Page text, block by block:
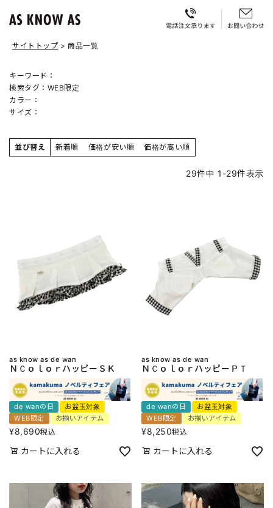
サイトトップ 商品一覧
キーワード：
検索タグ： WEB限定
カラー：
サイズ：
並び替え 新着順 価格が安い順 価格が高い順
29件中 1 -29件表示
as know as de wan
ＮＣｏｌｏｒハッピーＳＫ
de wanの日
お盆玉対象
WEB限定
お揃いアイテム
¥8,690税込
カートに入れる
as know as de wan
ＮＣｏｌｏｒハッピーＰＴ
de wanの日
お盆玉対象
WEB限定
お揃いアイテム
¥8,250税込
カートに入れる